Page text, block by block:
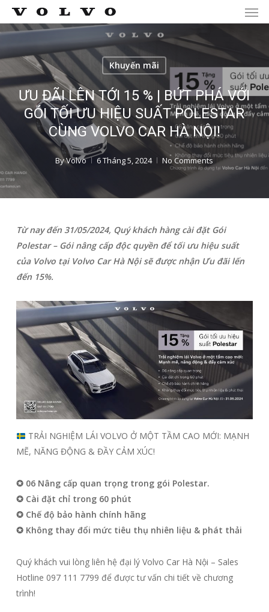
Skip
to
main
content
Khuyến mãi
ƯU ĐÃI LÊN TỚI 15 % | BỨT PHÁ VỚI
GÓI TỐI ƯU HIỆU SUẤT POLESTAR
CÙNG VOLVO CAR HÀ NỘI!
ByVolvo 6 Tháng 5, 2024 No Comments
Từ nay đến 31/05/2024, Quý khách hàng cài đặt Gói
Polestar – Gói nâng cấp độc quyền để tối ưu hiệu suất
của Volvo tại Volvo Car Hà Nội sẽ được nhận Ưu đãi lến
đến 15%.
TRẢI NGHIỆM LÁI VOLVO Ở MỘT TẦM CAO MỚI: MẠNH
MẼ, NĂNG ĐỘNG & ĐẦY CẢM XÚC!
✪ 06 Nâng cấp quan trọng trong gói Polestar.
✪ Cài đặt chỉ trong 60 phút
✪ Chế độ bảo hành chính hãng
✪ Không thay đổi mức tiêu thụ nhiên liệu & phát thải
Quý khách vui lòng liên hệ đại lý Volvo Car Hà Nội – Sales
Hotline 097 111 7799 để được tư vấn chi tiết về chương
trình!
Menu